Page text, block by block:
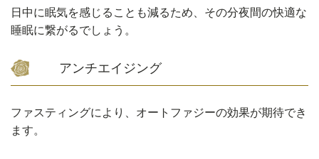
日中に眠気を感じることも減るため、その分夜間の快適な
睡眠に繋がるでしょう。
アンチエイジング
ファスティングにより、オートファジーの効果が期待でき
ます。